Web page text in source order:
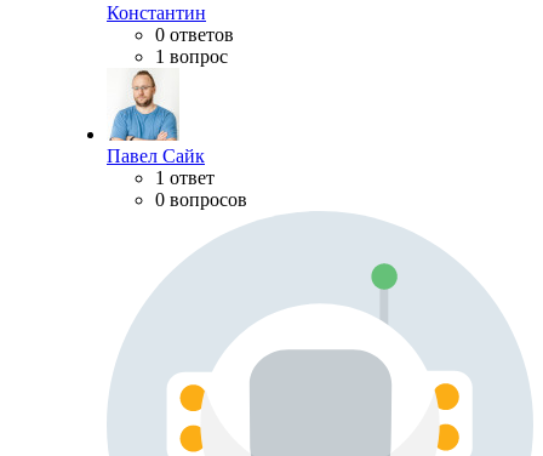
Константин
0 ответов
1 вопрос
Павел Сайк
1 ответ
0 вопросов